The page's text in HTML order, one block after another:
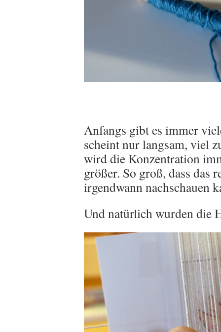
Anfangs gibt es immer
scheint nur langsam, viel
wird die Konzentration
größer. So groß, dass das
irgendwann nachschauen
Und natürlich wurden die